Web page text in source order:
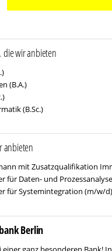
die wir anbieten
(B.A.)
(B.Sc.)
anbieten
mit Zusatzqualifikation
für Daten- und
für Systemintegration (m/w/d)
Berlin